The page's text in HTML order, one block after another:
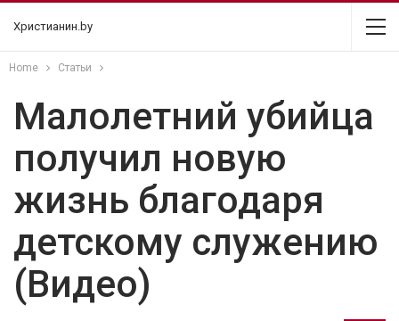
Христианин.by
Home Статьи
Малолетний убийца
получил новую
жизнь благодаря
детскому служению
(Видео)